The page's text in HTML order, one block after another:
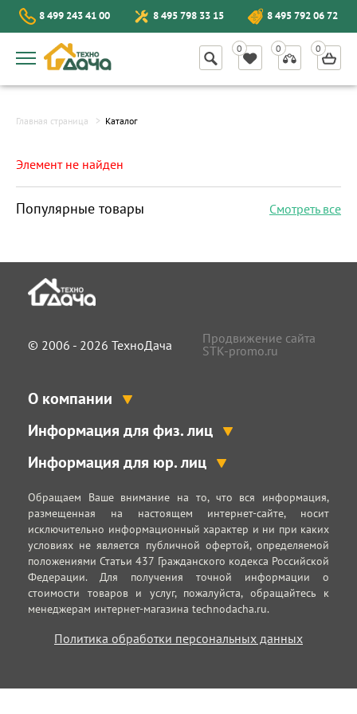
8 499 243 41 00 8 495 798 33 15 8 495 792 06 72
Главная страница Каталог
Элемент не найден
Популярные товары Смотреть все
© 2006 - 2026 ТехноДача
Продвижение сайта
STK-promo.ru
О компании
Информация для физ. лиц
Информация для юр. лиц
Обращаем Ваше внимание на то, что вся информация,
размещенная на настоящем интернет-сайте, носит
исключительно информационный характер и ни при каких
условиях не является публичной офертой, определяемой
положениями Статьи 437 Гражданского кодекса Российской
Федерации. Для получения точной информации о
стоимости товаров и услуг, пожалуйста, обращайтесь к
менеджерам интернет-магазина technodacha.ru.
Политика обработки персональных данных